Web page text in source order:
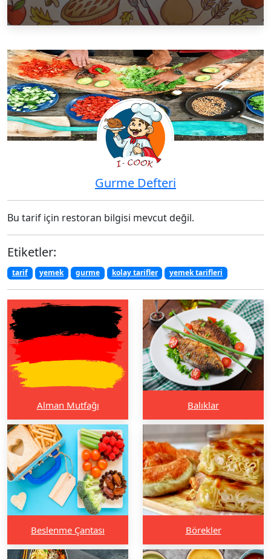
Gurme Defteri
Bu tarif için restoran bilgisi mevcut değil.
Etiketler:
tarif yemek gurme kolay tarifler yemek tarifleri
Alman Mutfağı Balıklar
Beslenme Çantası Börekler